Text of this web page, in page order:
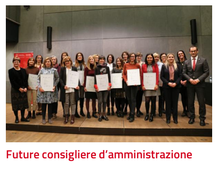
Future consigliere d’amministrazione